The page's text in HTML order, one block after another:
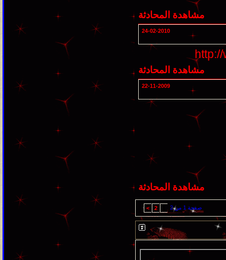
مشاهدة المحادثة
24-02-2010
مشاهدة المحادثة
22-11-2009
مشاهدة المحادثة
صفحة 1 من 2 2
>